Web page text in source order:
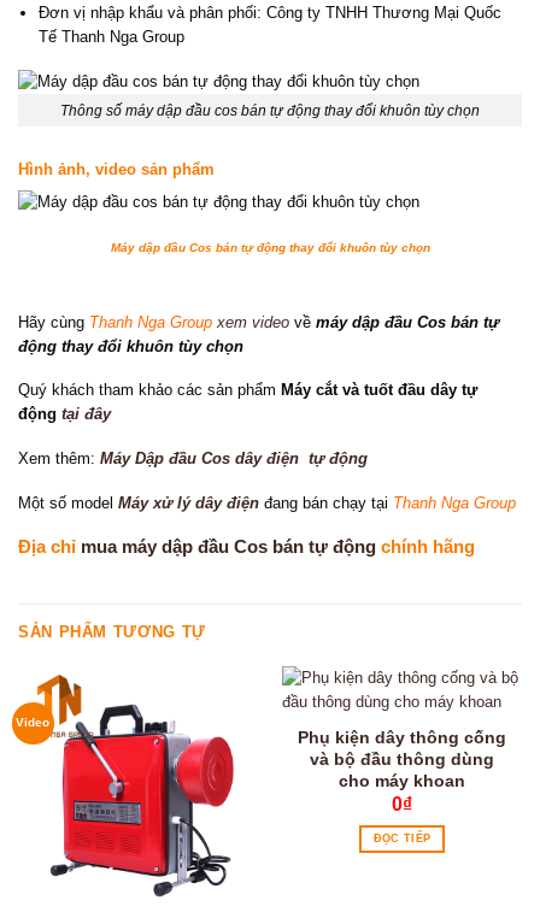
Đơn vị nhập khẩu và phân phối: Công ty TNHH Thương Mại Quốc
Tế Thanh Nga Group
Thông số máy dập đầu cos bán tự động thay đổi khuôn tùy chọn
Hình ảnh, video sản phẩm
Máy dập đầu Cos bán tự động thay đổi khuôn tùy chọn
Hãy cùng Thanh Nga Group xem video về máy dập đầu Cos bán tự
động thay đổi khuôn tùy chọn
Quý khách tham khảo các sản phẩm Máy cắt và tuốt đầu dây tự
động tại đây
Xem thêm: Máy Dập đầu Cos dây điện tự động
Một số model Máy xử lý dây điện đang bán chạy tại Thanh Nga Group
Địa chỉ mua máy dập đầu Cos bán tự động chính hãng
SẢN PHẨM TƯƠNG TỰ
Video
Phụ kiện dây thông cống
và bộ đầu thông dùng
cho máy khoan
0₫
ĐỌC TIẾP